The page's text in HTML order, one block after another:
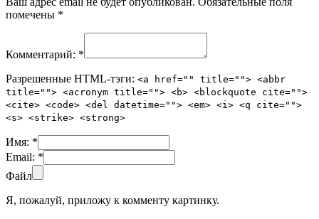
помечены *
Комментарий: *
Разрешенные HTML-тэги: <a href="" title=""> <abbr
title=""> <acronym title=""> <b> <blockquote cite="">
<cite> <code> <del datetime=""> <em> <i> <q cite="">
<s> <strike> <strong>
Имя: *
Email: *
Файл
Я, пожалуй, приложу к комменту картинку.